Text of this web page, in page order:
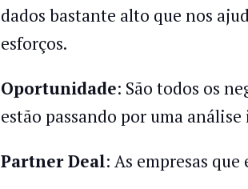
dados bastante alto que nos
esforços.
Oportunidade: São todos os
estão passando por uma
Partner Deal: As empresas